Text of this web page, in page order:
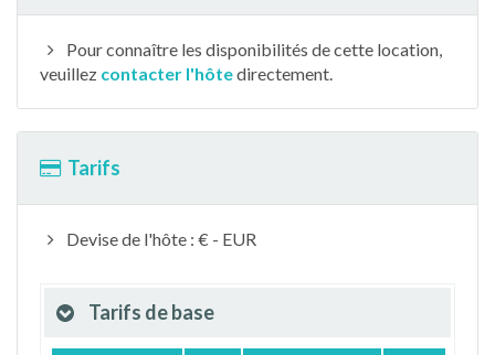
Pour connaître les disponibilités de cette location,
veuillez contacter l'hôtedirectement.
Tarifs
Devise de l'hôte : € - EUR
Tarifs de base